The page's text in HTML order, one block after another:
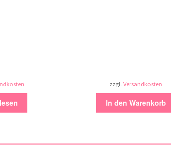
zzgl.Versandkosten
In den Warenkorb